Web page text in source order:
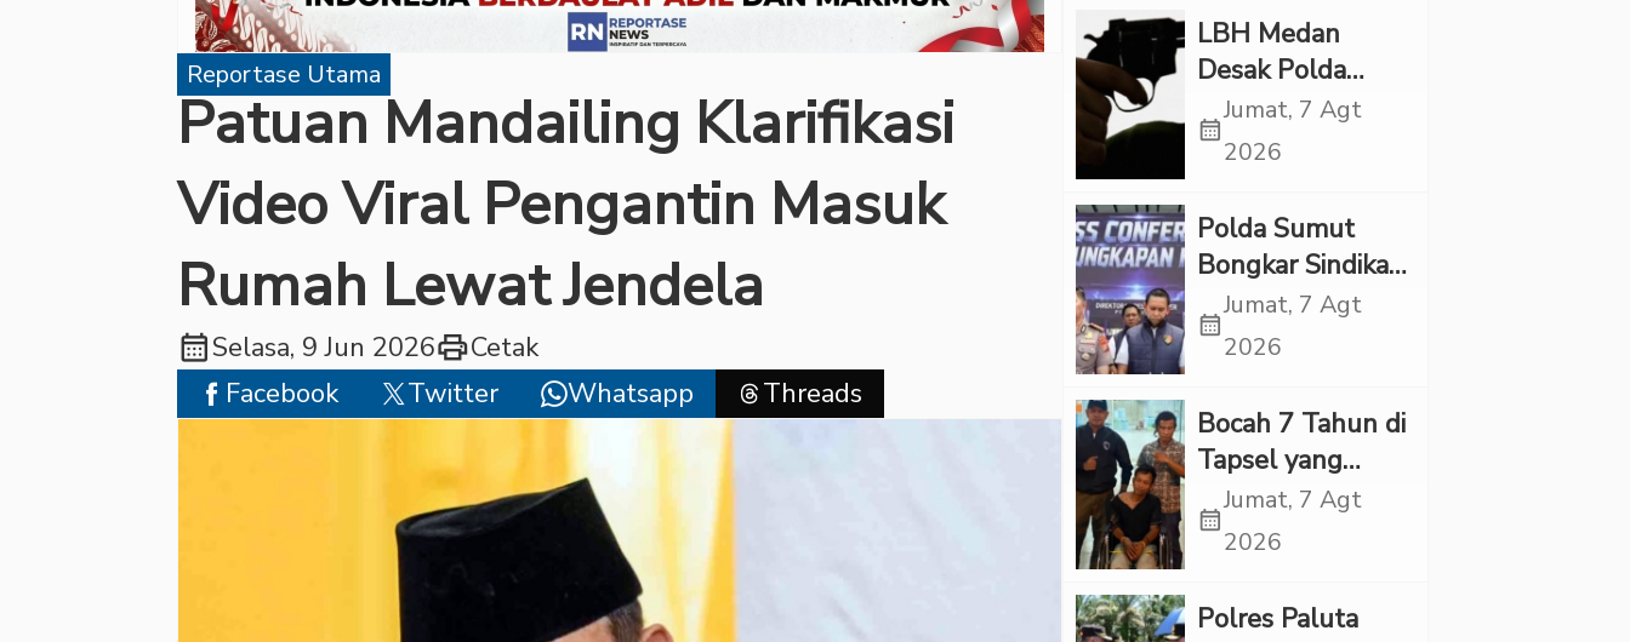
Reportase Utama
Patuan Mandailing Klarifikasi
Video Viral Pengantin Masuk
Rumah Lewat Jendela
calendar_monthSelasa, 9 Jun 2026printCetak
Facebook
Twitter Whatsapp Threads
PUPN Mangkir
LBH Medan
Desak Polda
Sumut Usut
Kematian Winda
calendar_month
Jumat, 7 Agt
2026
Polda Sumut
Bongkar Sindikat
Scamming
Internasional,
Rp6,7 Miliar
calendar_month
Jumat, 7 Agt
2026
Bocah 7 Tahun di
Tapsel yang
Ditemukan
Tewas di Sumur
Kekerasan
calendar_month
Jumat, 7 Agt
2026
Polres Paluta